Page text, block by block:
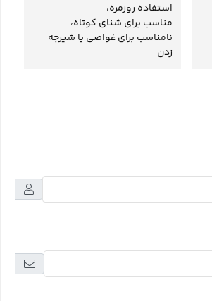
استفاده روزمره،
مناسب برای شنای کوتاه،
نامناسب برای غواصی یا شیرجه
زدن